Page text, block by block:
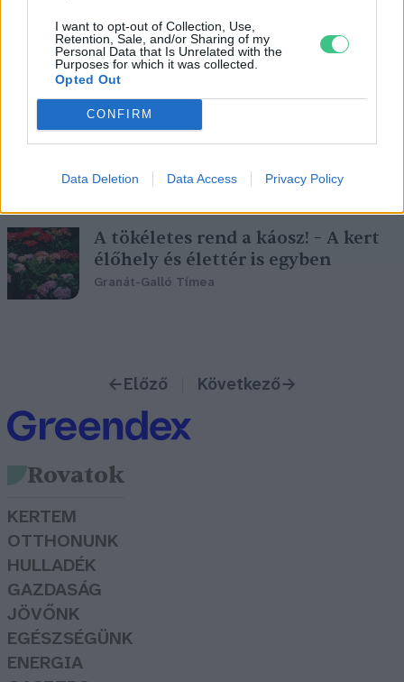
I want to opt-out of Collection, Use,
Retention, Sale, and/or Sharing of my
Personal Data that Is Unrelated with the
Purposes for which it was collected.
Opted Out
CONFIRM
Data Deletion Data Access Privacy Policy
Ha nincs otthon a macska,
cincognak az egerek?
Börzsey Barbara
A tökéletes rend a káosz! – A kert
élőhely és élettér is egyben
Granát-Galló Tímea
←Előző Következő→
Rovatok
KERTEM
OTTHONUNK
HULLADÉK
GAZDASÁG
JÖVŐNK
EGÉSZSÉGÜNK
ENERGIA